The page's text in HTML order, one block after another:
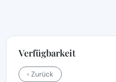
Verfügbarkeit
‹ Zurück